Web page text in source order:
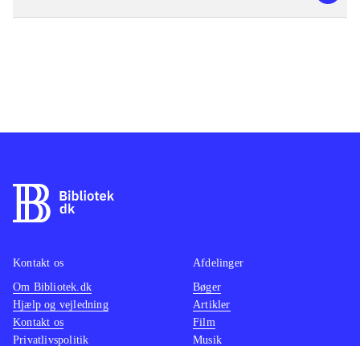
Kontakt os
Om Bibliotek.dk
Hjælp og vejledning
Kontakt os
Privatlivspolitik
Afdelinger
Bøger
Artikler
Film
Musik